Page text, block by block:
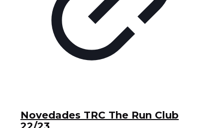
Novedades TRC The Run Club